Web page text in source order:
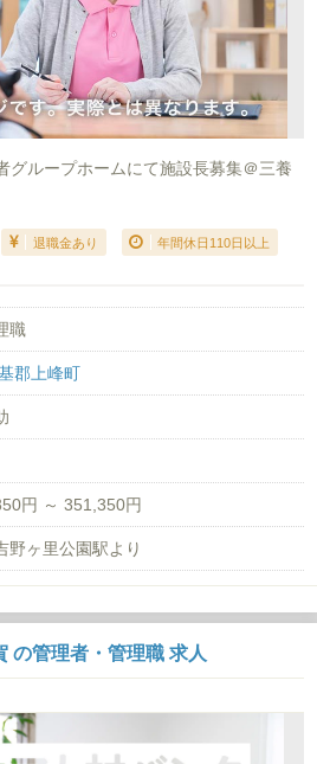
グループホームにて施設長募集＠三養
退職金あり 年間休日110日以上
職
郡上峰町
円 ～ 351,350円
ヶ里公園駅より
の管理者・管理職 求人